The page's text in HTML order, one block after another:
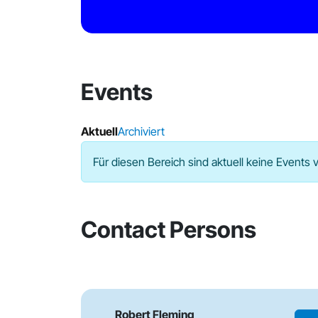
Events
AktuellArchiviert
Für diesen Bereich sind aktuell keine Events
Contact Persons
Robert Fleming